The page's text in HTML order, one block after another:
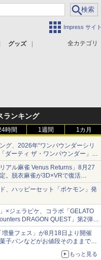
Impress サイト
全カテゴリ
グッズ
ランキング
時間 1週間 1カ月
グ、2026年“ワンパウンダーシリ
ダーティ ザ・ワンパウンダー」を
ックマヨソース」を使用した超大
ガー
リアル麻雀 Venus Returns」8月27
。脱衣麻雀が3D×VRで復活
間は20%オフになるセールが実施
、ハッピーセット「ポケモン」発
年記念で30匹が大集合
」×ジェラピケ、コラボ「GELATO
DRAGON QUEST」第2弾が
に入ったスライムやわたぼう、ベ
どがオリジナルアートで登場
増量フェス」が8月18日より開催
子パンなどがお値段そのままで最
もっと見る